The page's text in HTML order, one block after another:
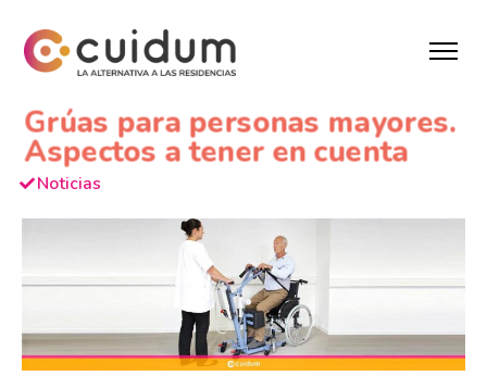
Grúas para personas mayores.
Aspectos a tener en cuenta
Noticias